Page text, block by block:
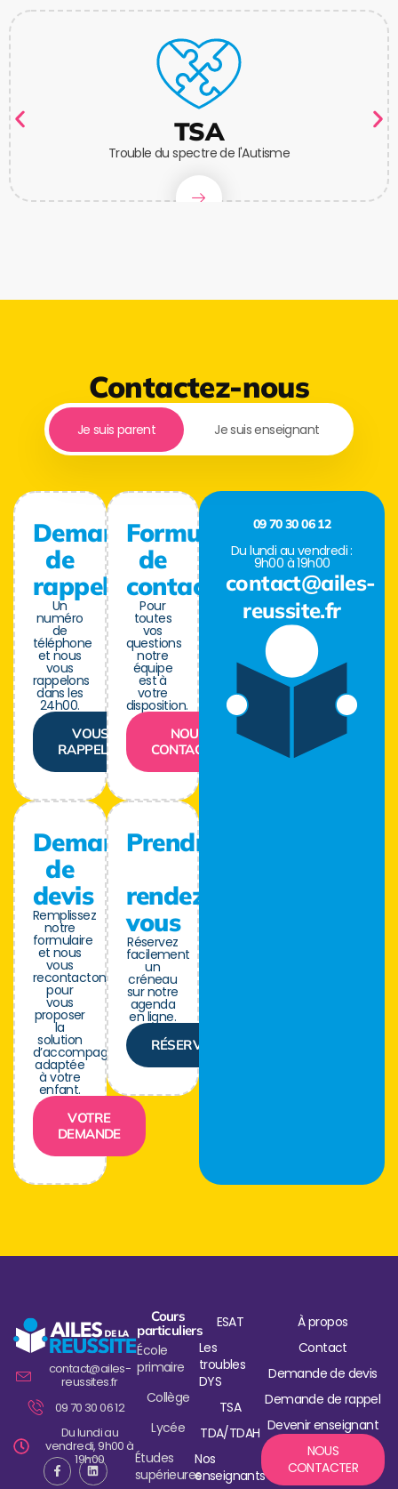
TSA
Trouble du spectre de l'Autisme
Contactez-nous
Je suis parent Je suis enseignant
Demande
de
rappel
Un
numéro
de
téléphone
et nous
vous
rappelons
dans les
24h00.
VOUS
RAPPELER
Demande
de
devis
Remplissez
notre
formulaire
et nous
vous
recontactons
pour
vous
proposer
la
solution
d’accompagnement
adaptée
à votre
enfant.
VOTRE
DEMANDE
Formulaire
de
contact
Pour
toutes
vos
questions
notre
équipe
est à
votre
disposition.
NOUS
CONTACTER
Prendre
rendez-
vous
Réservez
facilement
un
créneau
sur notre
agenda
en ligne.
RÉSERVER
09 70 30 06 12
Du lundi au vendredi :
9h00 à 19h00
contact@ailes-
reussite.fr
contact@ailes-
reussites.fr
09 70 30 06 12
Du lundi au
vendredi, 9h00 à
19h00
Cours
particuliers
École
primaire
Collège
Lycée
Études
supérieures
ESAT
Les
troubles
DYS
TSA
TDA/TDAH
Nos
enseignants
À propos
Contact
Demande de devis
Demande de rappel
Devenir enseignant
NOUS
CONTACTER